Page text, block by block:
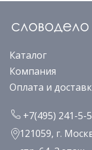
Каталог
Компания
Оплата и
+7(495) 241-5-
121059, г.